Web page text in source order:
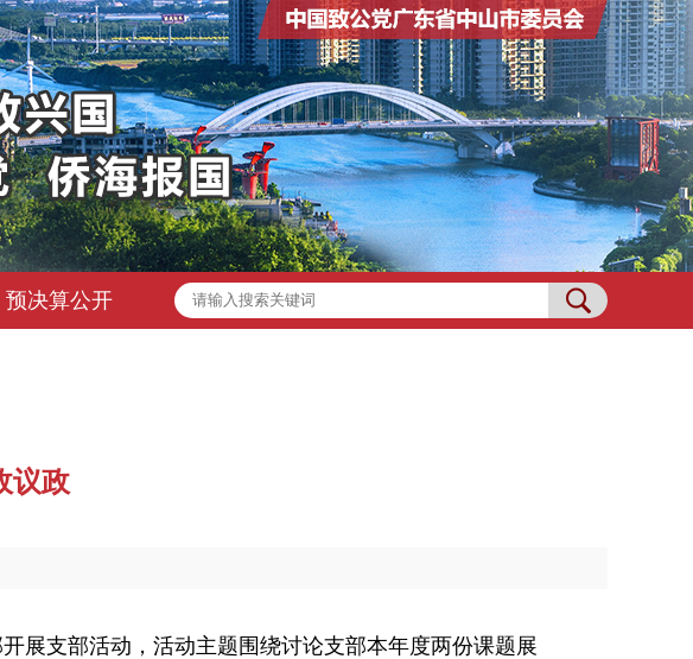
预决算公开
议政
展支部活动，活动主题围绕讨论支部本年度两份课题展